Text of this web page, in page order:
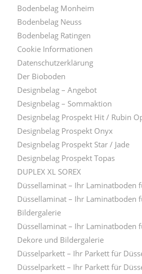
Bodenbelag Monheim
Bodenbelag Neuss
Bodenbelag Ratingen
Cookie Informationen
Datenschutzerklärung
Der Bioboden
Designbelag – Angebot
Designbelag – Sommaktion
Designbelag Prospekt Hit / Rubin
Designbelag Prospekt Onyx
Designbelag Prospekt Star / Jade
Designbelag Prospekt Topas
DUPLEX XL SOREX
Düssellaminat – Ihr Laminatboden
Düssellaminat – Ihr Laminatboden
Bildergalerie
Düssellaminat – Ihr Laminatboden
Dekore und Bildergalerie
Düsselparkett – Ihr Parkett für
Düsselparkett – Ihr Parkett für